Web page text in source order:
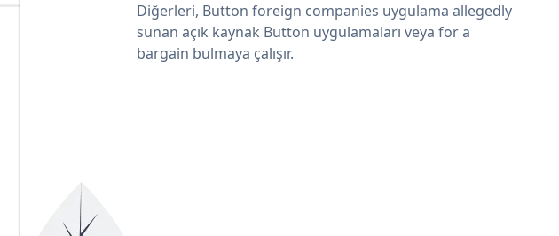
Diğerleri, Button foreign companies uygulama allegedly
sunan açık kaynak Button uygulamaları veya for a
bargain bulmaya çalışır.